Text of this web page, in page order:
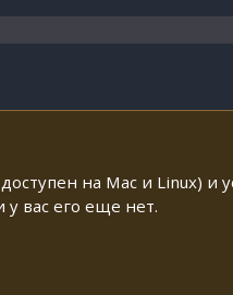
на Mac и Linux) и
у вас его еще нет.